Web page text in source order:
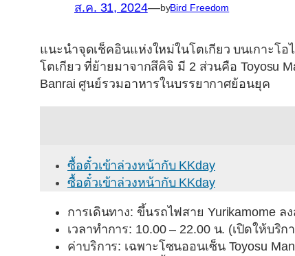
ส.ค. 31, 2024—byBird Freedom
แนะนำจุดเช็คอินแห่งใหม่ในโตเกียว บนเกาะโ
โตเกียว ที่ย้ายมาจากสึคิจิ มี 2 ส่วนคือ Toyosu
Banrai ศูนย์รวมอาหารในบรรยากาศย้อนยุค
ซื้อตั๋วเข้าล่วงหน้ากับ KKday
ซื้อตั๋วเข้าล่วงหน้ากับ KKday
การเดินทาง: ขึ้นรถไฟสาย Yurikamome ล
เวลาทำการ: 10.00 – 22.00 น. (เปิดให้บริก
ค่าบริการ: เฉพาะโซนออนเซ็น Toyosu